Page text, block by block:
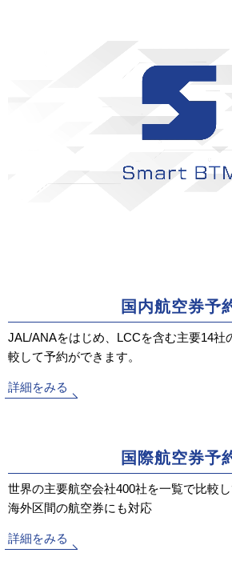
国内航空券予
JAL/ANAをはじめ、LCCを含む主要14社
較して予約ができます。
詳細をみる
国際航空券予
世界の主要航空会社400社を一覧で比較し
海外区間の航空券にも対応
詳細をみる